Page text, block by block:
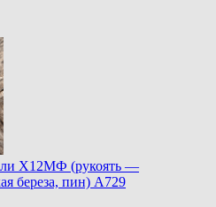
Х12МФ (рукоять —
береза, пин) A729